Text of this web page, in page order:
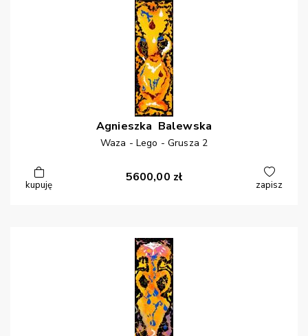
Agnieszka Balewska
Waza - Lego - Grusza 2
kupuję
5600,00 zł
zapisz